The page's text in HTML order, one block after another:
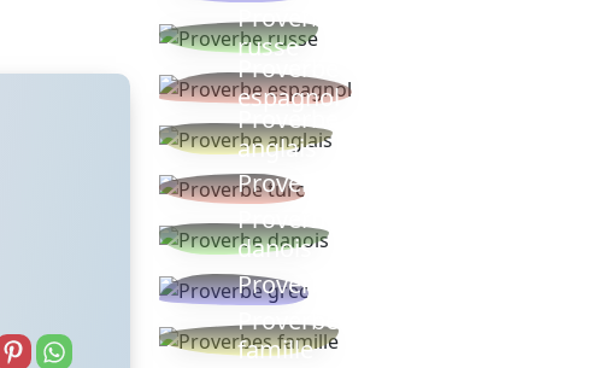
Proverbe
russe
Proverbe
espagnol
Proverbe
anglais
Proverbe turc
Proverbe
danois
Proverbe grec
Proverbes
famille